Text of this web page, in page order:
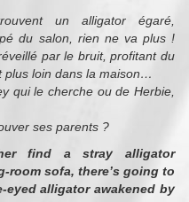
un alligator égaré,
du salon, rien ne va plus !
par le bruit, profitant du
plus loin dans la maison…
qui le cherche ou de Herbie,
ses parents ?
find a stray alligator
sofa, there’s going to
alligator awakened by